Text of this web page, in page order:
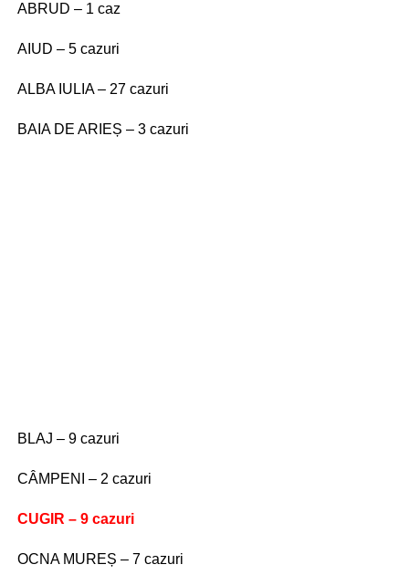
ABRUD – 1 caz
AIUD – 5 cazuri
ALBA IULIA – 27 cazuri
BAIA DE ARIEȘ – 3 cazuri
BLAJ – 9 cazuri
CÂMPENI – 2 cazuri
CUGIR – 9 cazuri
OCNA MUREȘ – 7 cazuri